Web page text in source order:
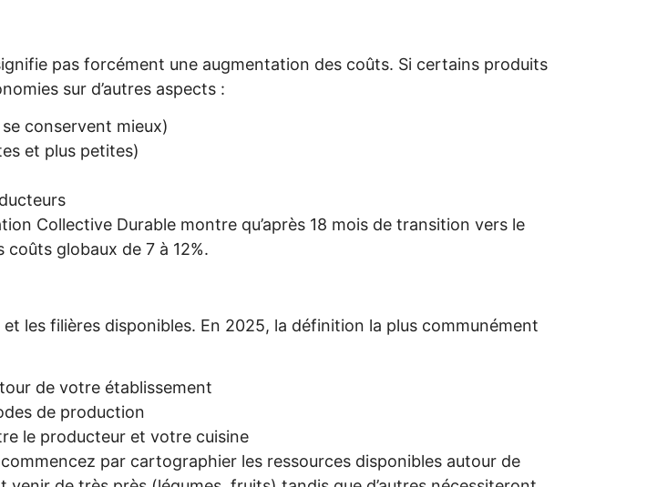
pas forcément une augmentation des coûts. Si certains produits
sur d’autres aspects :
conservent mieux)
et plus petites)
Collective Durable montre qu’après 18 mois de transition vers le
globaux de 7 à 12%.
les filières disponibles. En 2025, la définition la plus communément
de votre établissement
de production
le producteur et votre cuisine
par cartographier les ressources disponibles autour de